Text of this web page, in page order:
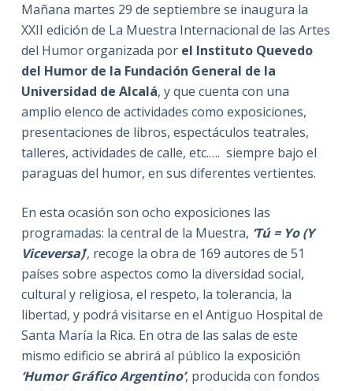
Mañana martes 29 de septiembre se inaugura la
XXII edición de La Muestra Internacional de las Artes
del Humor organizada por el Instituto Quevedo
del Humor de la Fundación General de la
Universidad de Alcalá, y que cuenta con una
amplio elenco de actividades como exposiciones,
presentaciones de libros, espectáculos teatrales,
talleres, actividades de calle, etc.…. siempre bajo el
paraguas del humor, en sus diferentes vertientes.
En esta ocasión son ocho exposiciones las
programadas: la central de la Muestra, ‘Tú = Yo (Y
Viceversa)’, recoge la obra de 169 autores de 51
países sobre aspectos como la diversidad social,
cultural y religiosa, el respeto, la tolerancia, la
libertad, y podrá visitarse en el Antiguo Hospital de
Santa María la Rica. En otra de las salas de este
mismo edificio se abrirá al público la exposición
‘Humor Gráfico Argentino’, producida con fondos